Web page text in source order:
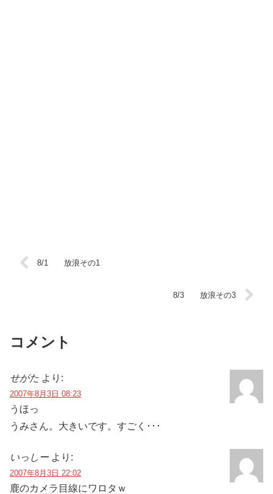
8/1 放浪その1
8/3 放浪その3
コメント
せがた より:
2007年8月3日 08:23
うほっ
うみさん。大きいです。すごく･･･
いっしー より:
2007年8月3日 22:02
鹿のカメラ目線にワロタｗ